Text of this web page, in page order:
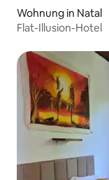
Wohnung in Natal
Flat-Illusion-Hotel